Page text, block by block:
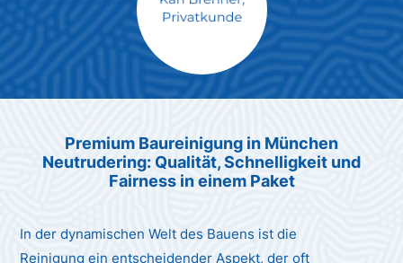
Max Mustermann
Premium Baureinigung in München
Neutrudering: Qualität, Schnelligkeit und
Fairness in einem Paket
In der dynamischen Welt des Bauens ist die
Reinigung ein entscheidender Aspekt, der oft